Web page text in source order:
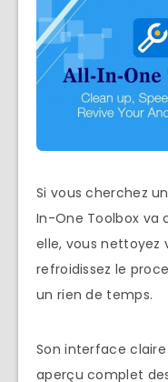
Si vous cherchez
In-One Toolbox va
elle, vous nettoyez
refroidissez le
un rien de temps.
Son interface
aperçu complet